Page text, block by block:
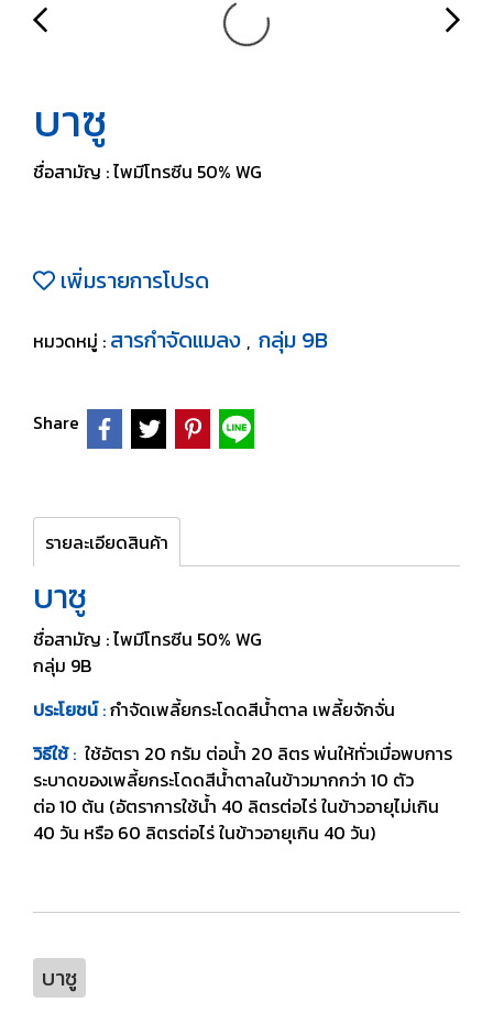
บาซู
ชื่อสามัญ : ไพมีโทรซีน 50% WG
เพิ่มรายการโปรด
หมวดหมู่ : สารกำจัดแมลง , กลุ่ม 9B
Share
รายละเอียดสินค้า
บาซู
ชื่อสามัญ : ไพมีโทรซีน 50% WG
กลุ่ม 9B
ประโยชน์:กำจัดเพลี้ยกระโดดสีน้ำตาล เพลี้ยจักจั่น
วิธีใช้: ใช้อัตรา 20 กรัม ต่อน้ำ 20 ลิตร พ่นให้ทั่วเมื่อพบการ
ระบาดของเพลี้ยกระโดดสีน้ำตาลในข้าวมากกว่า 10 ตัว
ต่อ 10 ต้น (อัตราการใช้น้ำ 40 ลิตรต่อไร่ ในข้าวอายุไม่เกิน
40 วัน หรือ 60 ลิตรต่อไร่ ในข้าวอายุเกิน 40 วัน)
บาซู